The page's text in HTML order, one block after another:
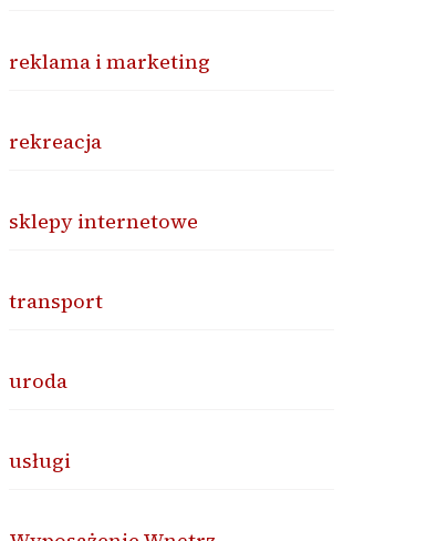
reklama i marketing
rekreacja
sklepy internetowe
transport
uroda
usługi